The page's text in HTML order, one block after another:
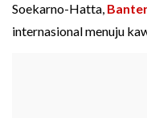
Soekarno-Hatta,
internasional menuju